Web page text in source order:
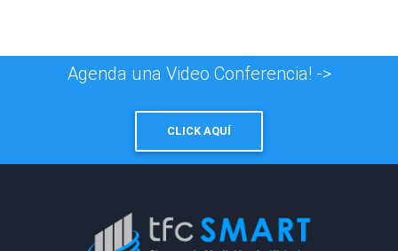
Agenda una Video Conferencia! ->
CLICK AQUÍ